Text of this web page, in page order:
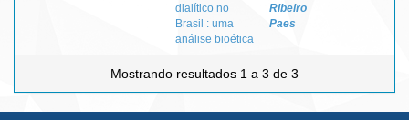
dialítico no
Brasil : uma
análise bioética
Ribeiro
Paes
Mostrando resultados 1 a 3 de 3